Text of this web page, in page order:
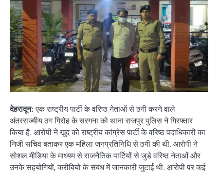
देहरादून: एक राष्ट्रीय पार्टी के वरिष्ठ नेताओं से ठगी करने वाले
अंतरराज्यीय ठग गिरोह के सरगना को थाना राजपुर पुलिस ने गिरफ्तार
किया है. आरोपी ने खुद को राष्ट्रीय कांग्रेस पार्टी के वरिष्ठ पदाधिकारी का
निजी सचिव बताकर एक महिला जनप्रतिनिधि से ठगी की थी. आरोपी ने
सोशल मीडिया के माध्यम से राजनैतिक पार्टियों से जुडे वरिष्ठ नेताओं और
उनके सहयोगियों, करीबियों के संबंध में जानकारी जुटाई थी. आरोपी पर कई